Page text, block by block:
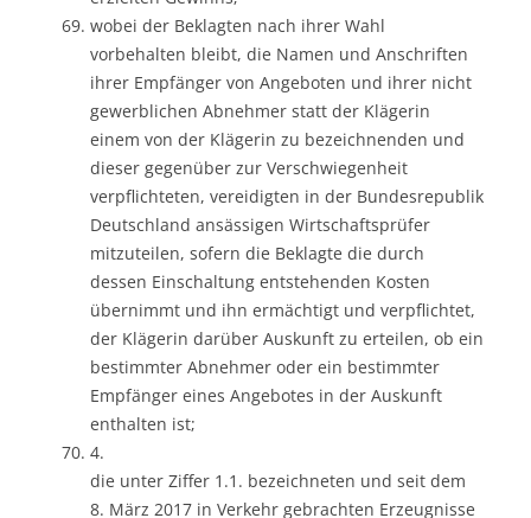
wobei der Beklagten nach ihrer Wahl
vorbehalten bleibt, die Namen und Anschriften
ihrer Empfänger von Angeboten und ihrer nicht
gewerblichen Abnehmer statt der Klägerin
einem von der Klägerin zu bezeichnenden und
dieser gegenüber zur Verschwiegenheit
verpflichteten, vereidigten in der Bundesrepublik
Deutschland ansässigen Wirtschaftsprüfer
mitzuteilen, sofern die Beklagte die durch
dessen Einschaltung entstehenden Kosten
übernimmt und ihn ermächtigt und verpflichtet,
der Klägerin darüber Auskunft zu erteilen, ob ein
bestimmter Abnehmer oder ein bestimmter
Empfänger eines Angebotes in der Auskunft
enthalten ist;
4.
die unter Ziffer 1.1. bezeichneten und seit dem
8. März 2017 in Verkehr gebrachten Erzeugnisse